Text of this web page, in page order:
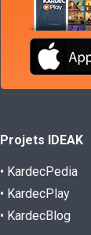
Projets IDEAK
• KardecPedia
• KardecPlay
• KardecBlog